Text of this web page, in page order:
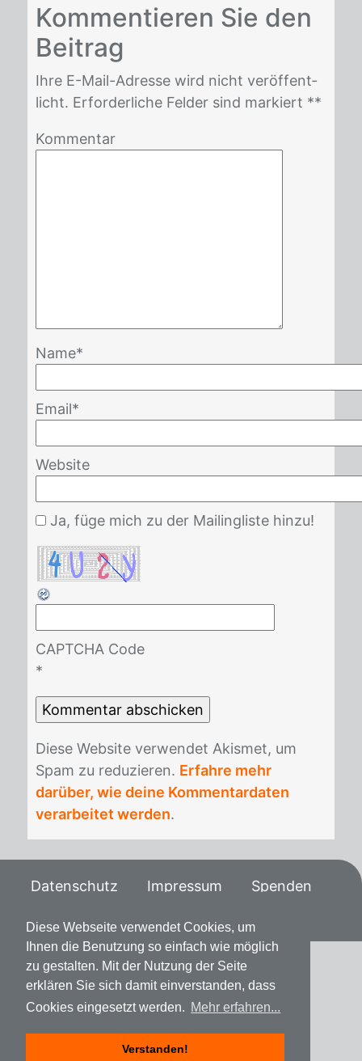
Diese Webseite verwendet Cookies, um
Ihnen die Benutzung so einfach wie möglich
zu gestalten. Mit der Nutzung der Seite
erklären Sie sich damit einverstanden, dass
Cookies eingesetzt werden. Mehr erfahren...
Verstanden!
Kom­men­tie­ren Sie den
Bei­trag
Ihre E-Mail-Adres­se wird nicht ver­öf­fent­
licht. Er­for­der­li­che Fel­der sind mar­kiert **
Kommentar
Name*
Email*
Website
Ja, füge mich zu der Mailingliste hinzu!
CAPTCHA Code
*
Die­se Web­site ver­wen­det Akis­met, um
Spam zu re­du­zie­ren. Erfahre mehr
darüber, wie deine Kommentardaten
verarbeitet werden.
Datenschutz Impressum Spenden